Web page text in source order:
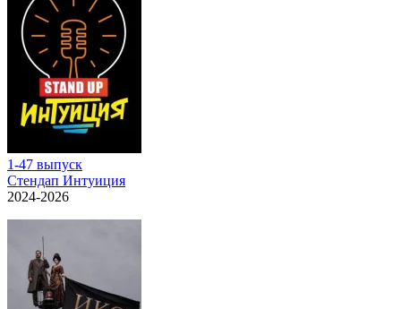
1-47 выпуск
Стендап Интуиция
2024-2026